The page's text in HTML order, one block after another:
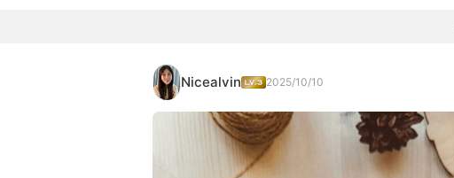
Nicealvin 2025/10/10